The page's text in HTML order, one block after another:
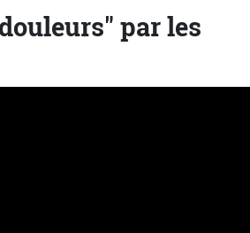
par les